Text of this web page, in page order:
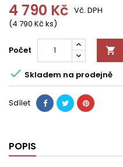
4 790 Kč
(4 790 Kč ks)
Vč. DPH
Počet 
 Skladem na prodejně
Sdílet
POPIS